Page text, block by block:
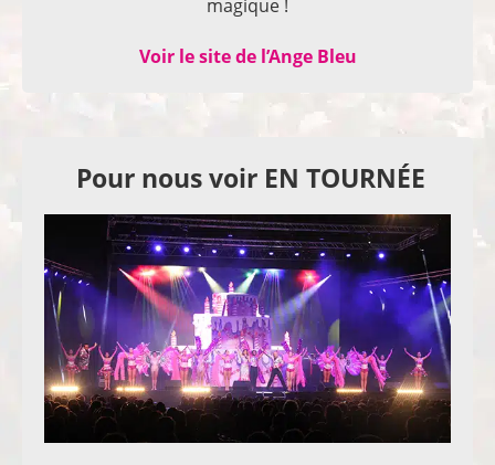
magique !
Voir le site de l’Ange Bleu
Pour nous voir EN TOURNÉE